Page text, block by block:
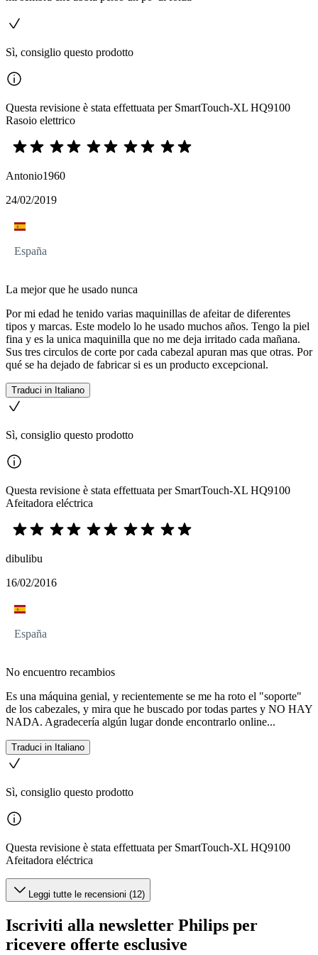
Sì, consiglio questo prodotto
Questa revisione è stata effettuata per SmartTouch-XL HQ9100
Rasoio elettrico
Antonio1960
24/02/2019
España
La mejor que he usado nunca
Por mi edad he tenido varias maquinillas de afeitar de diferentes
tipos y marcas. Este modelo lo he usado muchos años. Tengo la piel
fina y es la unica maquinilla que no me deja irritado cada mañana.
Sus tres circulos de corte por cada cabezal apuran mas que otras. Por
qué se ha dejado de fabricar si es un producto excepcional.
Traduci in Italiano
Sì, consiglio questo prodotto
Questa revisione è stata effettuata per SmartTouch-XL HQ9100
Afeitadora eléctrica
dibulibu
16/02/2016
España
No encuentro recambios
Es una máquina genial, y recientemente se me ha roto el "soporte"
de los cabezales, y mira que he buscado por todas partes y NO HAY
NADA. Agradecería algún lugar donde encontrarlo online...
Traduci in Italiano
Sì, consiglio questo prodotto
Questa revisione è stata effettuata per SmartTouch-XL HQ9100
Afeitadora eléctrica
Leggi tutte le recensioni (12)
Iscriviti alla newsletter Philips per
ricevere offerte esclusive